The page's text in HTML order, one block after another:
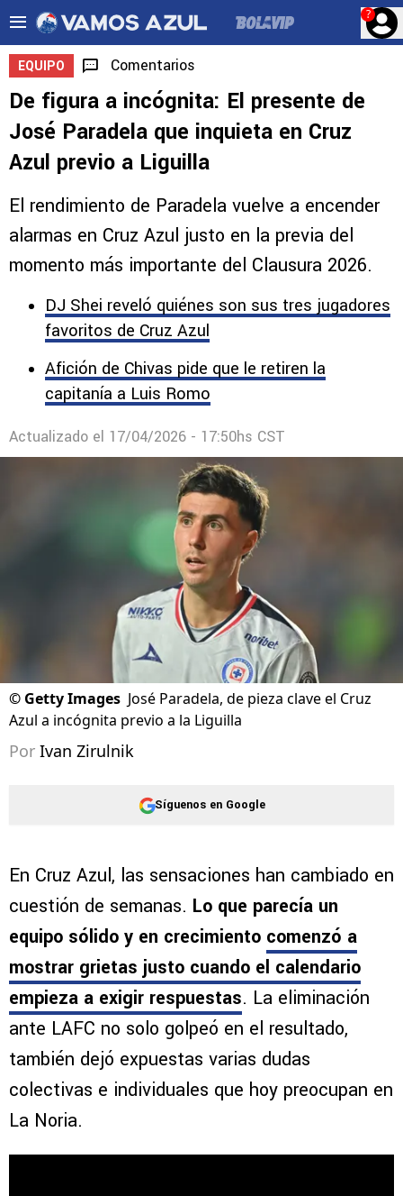
?
EQUIPO Comentarios
De figura a incógnita: El presente de
José Paradela que inquieta en Cruz
Azul previo a Liguilla
El rendimiento de Paradela vuelve a encender
alarmas en Cruz Azul justo en la previa del
momento más importante del Clausura 2026.
DJ Shei reveló quiénes son sus tres jugadores
favoritos de Cruz Azul
Afición de Chivas pide que le retiren la
capitanía a Luis Romo
Actualizado el 17/04/2026 - 17:50hs CST
© Getty Images José Paradela, de pieza clave el Cruz
Azul a incógnita previo a la Liguilla
Por Ivan Zirulnik
Síguenos en Google
En Cruz Azul, las sensaciones han cambiado en
cuestión de semanas. Lo que parecía un
equipo sólido y en crecimiento comenzó a
mostrar grietas justo cuando el calendario
empieza a exigir respuestas. La eliminación
ante LAFC no solo golpeó en el resultado,
también dejó expuestas varias dudas
colectivas e individuales que hoy preocupan en
La Noria.